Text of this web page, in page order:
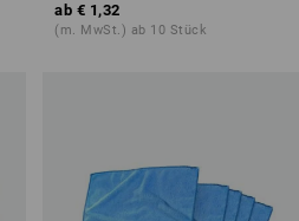
ab € 1,32
(m. MwSt.) ab 10 Stück